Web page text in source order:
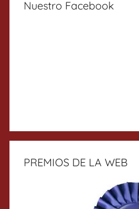
Nuestro Facebook
PREMIOS DE LA WEB